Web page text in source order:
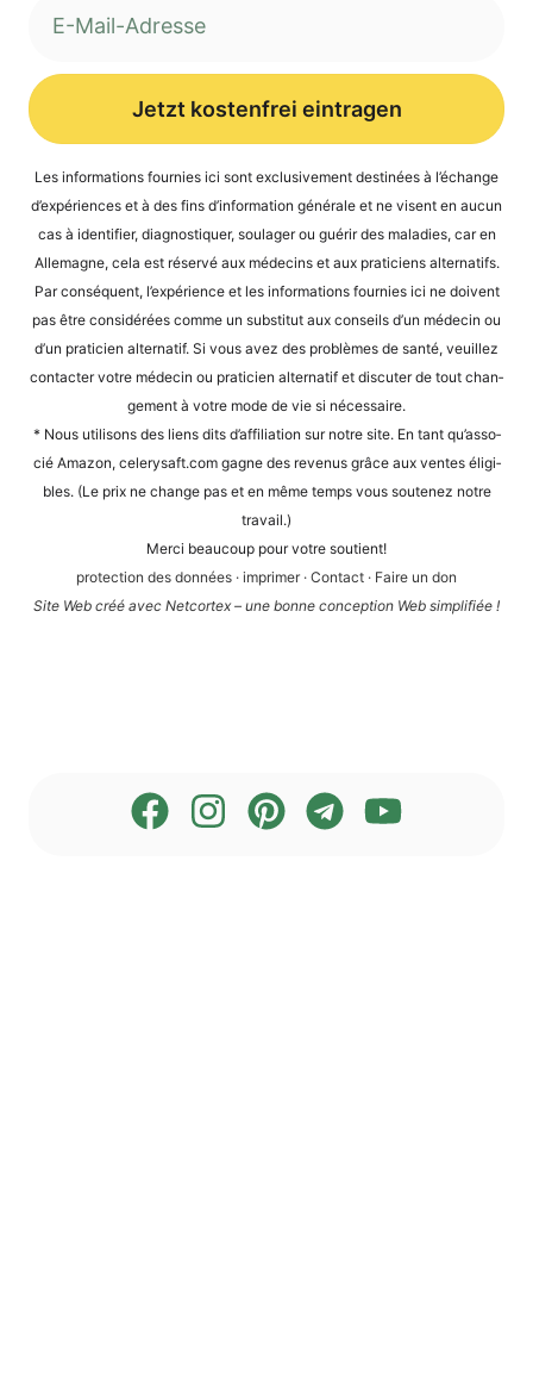
Jetzt kostenfrei eintragen
Les infor­ma­ti­ons four­nies ici sont exclu­si­ve­ment desti­nées à l’é­ch­an­ge
d’expé­ri­en­ces et à des fins d’in­for­ma­ti­on géné­ra­le et ne visent en aucun
cas à iden­ti­fier, dia­gnos­ti­quer, sou­la­ger ou guérir des mala­dies, car en
Alle­ma­gne, cela est réser­vé aux méde­cins et aux pra­ti­ci­ens alter­na­tifs.
Par con­sé­quent, l’expérience et les infor­ma­ti­ons four­nies ici ne doi­vent
pas être con­sidé­rées com­me un sub­sti­tut aux con­seils d’un méde­cin ou
d’un pra­ti­ci­en alter­na­tif. Si vous avez des pro­blè­mes de san­té, veuil­lez
cont­ac­ter vot­re méde­cin ou pra­ti­ci­en alter­na­tif et dis­cu­ter de tout chan­
ge­ment à vot­re mode de vie si nécessaire.
* Nous uti­li­sons des liens dits d’af­fi­lia­ti­on sur not­re site. En tant qu’as­so­
cié Ama­zon, cele​ry​saft​.com gagne des reve­nus grâce aux ven­tes éli­gi­
bles. (Le prix ne chan­ge pas et en même temps vous sou­te­n­ez not­re
travail.)
Mer­ci beau­coup pour vot­re soutient!
pro­tec­tion des don­nées · impri­mer· Cont­act · Fai­re un don
Site Web créé avec Net­cortex – une bon­ne con­cep­ti­on Web simplifiée !